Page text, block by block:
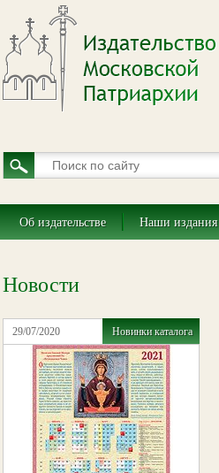
Об издательстве Наши издания
Новости
29/07/2020 Новинки каталога